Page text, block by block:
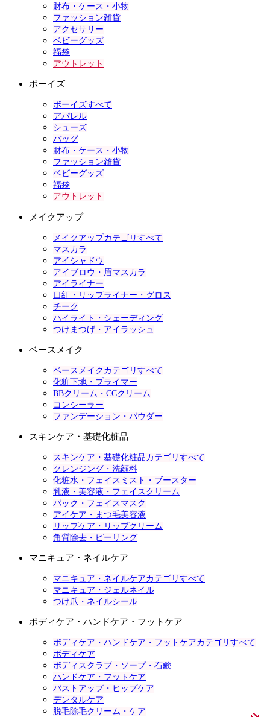
財布・ケース・小物
ファッション雑貨
アクセサリー
ベビーグッズ
福袋
アウトレット
ボーイズ
ボーイズすべて
アパレル
シューズ
バッグ
財布・ケース・小物
ファッション雑貨
ベビーグッズ
福袋
アウトレット
メイクアップ
メイクアップカテゴリすべて
マスカラ
アイシャドウ
アイブロウ・眉マスカラ
アイライナー
口紅・リップライナー・グロス
チーク
ハイライト・シェーディング
つけまつげ・アイラッシュ
ベースメイク
ベースメイクカテゴリすべて
化粧下地・プライマー
BBクリーム・CCクリーム
コンシーラー
ファンデーション・パウダー
スキンケア・基礎化粧品
スキンケア・基礎化粧品カテゴリすべて
クレンジング・洗顔料
化粧水・フェイスミスト・ブースター
乳液・美容液・フェイスクリーム
パック・フェイスマスク
アイケア・まつ毛美容液
リップケア・リップクリーム
角質除去・ピーリング
マニキュア・ネイルケア
マニキュア・ネイルケアカテゴリすべて
マニキュア・ジェルネイル
つけ爪・ネイルシール
ボディケア・ハンドケア・フットケア
ボディケア・ハンドケア・フットケアカテゴリすべて
ボディケア
ボディスクラブ・ソープ・石鹸
ハンドケア・フットケア
バストアップ・ヒップケア
デンタルケア
脱毛除毛クリーム・ケア